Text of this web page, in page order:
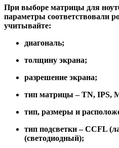
При выборе матрицы для
параметры соответствовали
учитывайте:
диагональ;
толщину экрана;
разрешение экрана;
тип матрицы – TN, IPS,
тип, размеры и
тип подсветки – CCFL
(светодиодный);